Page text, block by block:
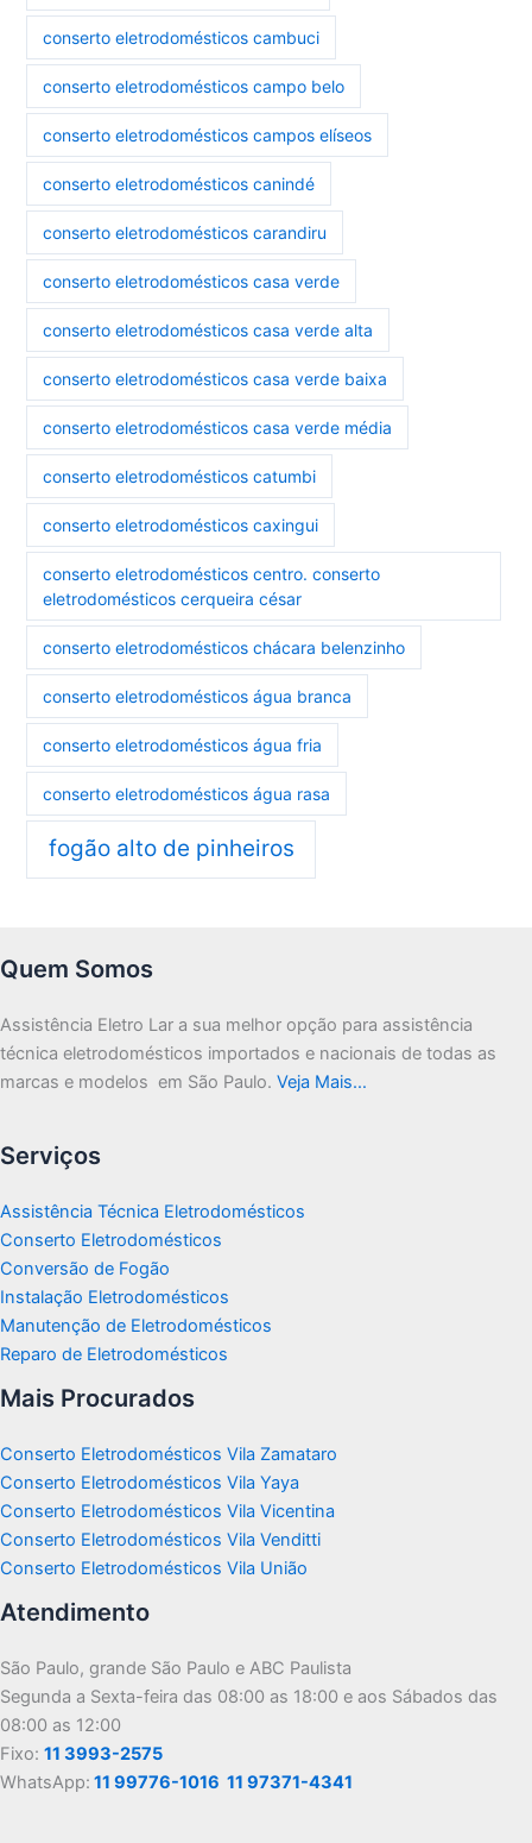
conserto eletrodomésticos cambuci
conserto eletrodomésticos campo belo
conserto eletrodomésticos campos elíseos
conserto eletrodomésticos canindé
conserto eletrodomésticos carandiru
conserto eletrodomésticos casa verde
conserto eletrodomésticos casa verde alta
conserto eletrodomésticos casa verde baixa
conserto eletrodomésticos casa verde média
conserto eletrodomésticos catumbi
conserto eletrodomésticos caxingui
conserto eletrodomésticos centro. conserto
eletrodomésticos cerqueira césar
conserto eletrodomésticos chácara belenzinho
conserto eletrodomésticos água branca
conserto eletrodomésticos água fria
conserto eletrodomésticos água rasa
fogão alto de pinheiros
Quem Somos
Assistência Eletro Lar a sua melhor opção para assistência
técnica eletrodomésticos importados e nacionais de todas as
marcas e modelos em São Paulo. Veja Mais…
Serviços
Assistência Técnica Eletrodomésticos
Conserto Eletrodomésticos
Conversão de Fogão
Instalação Eletrodomésticos
Manutenção de Eletrodomésticos
Reparo de Eletrodomésticos
Mais Procurados
Conserto Eletrodomésticos Vila Zamataro
Conserto Eletrodomésticos Vila Yaya
Conserto Eletrodomésticos Vila Vicentina
Conserto Eletrodomésticos Vila Venditti
Conserto Eletrodomésticos Vila União
Atendimento
São Paulo, grande São Paulo e ABC Paulista
Segunda a Sexta-feira das 08:00 as 18:00 e aos Sábados das
08:00 as 12:00
Fixo: 11 3993-2575
WhatsApp: 11 99776-1016 11 97371-4341